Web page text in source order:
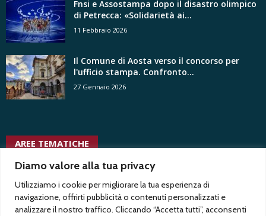
Diamo valore alla tua privacy
Utilizziamo i cookie per migliorare la tua esperienza di
navigazione, offrirti pubblicità o contenuti personalizzati e
analizzare il nostro traffico. Cliccando “Accetta tutti”, acconsenti
Fnsi e Assostampa dopo il disastro olimpico
di Petrecca: «Solidarietà ai...
11 Febbraio 2026
Il Comune di Aosta verso il concorso per
l'ufficio stampa. Confronto...
27 Gennaio 2026
AREE TEMATICHE
Test1 uffici stampa pubblici
uffici stampa privati ungp trentennale vacanza contrattuale
vittorio di
vertenze tribunale